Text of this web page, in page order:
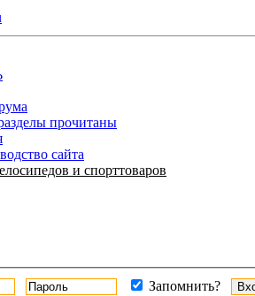
прочитаны
сайта
и спорттоваров
Запомнить?